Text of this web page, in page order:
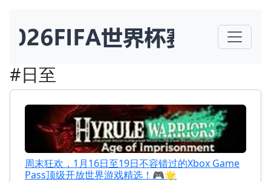
#日至
周末狂欢，1月16日至19日不容错过的Xbox Game
Pass顶级开放世界游戏精选！🎮🌟